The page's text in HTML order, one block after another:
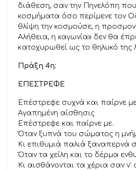
διάθεση, σαν την Πηνελόπη
κοσμήματα όσο περίμενε τον
θλίψη την κοσμούσε, η
Αλήθεια, η «αγωνία» δεν θα
κατοχυρωθεί ως το θηλυκό της
Πράξη 4η:
ΕΠΕΣΤΡΕΦΕ
Επέστρεφε συχνά και παίρνε
Αγαπημένη αίσθησις
Επέστρεφε και παίρνε με.
Όταν ξυπνά του σώματος η
Κι επιθυμιά παλιά ξαναπερνά
Όταν τα χείλη και το δέρμα
Κι αισθάνονται τα χέρια σαν ν’